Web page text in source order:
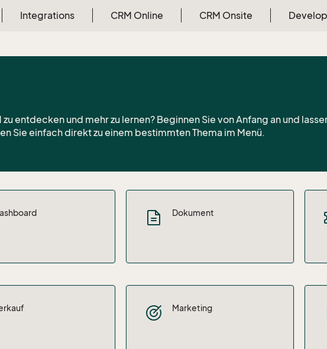
Integrations CRM Online CRM Onsite
entdecken und mehr zu lernen? Beginnen Sie von Anfang an und
Sie einfach direkt zu einem bestimmten Thema im Menü.
Dokument
Marketing